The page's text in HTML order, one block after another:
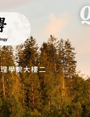
學院大樓二